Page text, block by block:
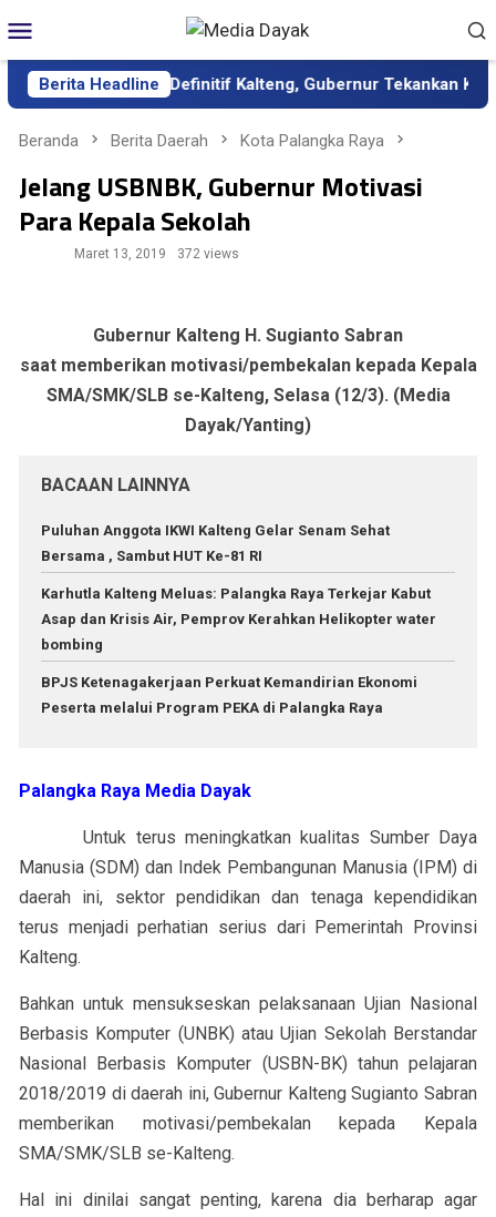
ke
kontenMobile
Berita Headline
Sekda Definitif Kalteng, Gubernur Tekankan Kerja
Beranda Berita Daerah Kota Palangka Raya
Jelang USBNBK, Gubernur Motivasi
Para Kepala Sekolah
Maret 13, 2019 372 views
Gubernur Kalteng H. Sugianto Sabran
saat memberikan motivasi/pembekalan kepada Kepala
SMA/SMK/SLB se-Kalteng, Selasa (12/3). (Media
Dayak/Yanting)
BACAAN LAINNYA
Puluhan Anggota IKWI Kalteng Gelar Senam Sehat
Bersama , Sambut HUT Ke-81 RI
Karhutla Kalteng Meluas: Palangka Raya Terkejar Kabut
Asap dan Krisis Air, Pemprov Kerahkan Helikopter water
bombing
BPJS Ketenagakerjaan Perkuat Kemandirian Ekonomi
Peserta melalui Program PEKA di Palangka Raya
Palangka Raya Media Dayak
Untuk terus meningkatkan kualitas Sumber Daya
Manusia (SDM) dan Indek Pembangunan Manusia (IPM) di
daerah ini, sektor pendidikan dan tenaga kependidikan
terus menjadi perhatian serius dari Pemerintah Provinsi
Kalteng.
Bahkan untuk mensukseskan pelaksanaan Ujian Nasional
Berbasis Komputer (UNBK) atau Ujian Sekolah Berstandar
Nasional Berbasis Komputer (USBN-BK) tahun pelajaran
2018/2019 di daerah ini, Gubernur Kalteng Sugianto Sabran
memberikan motivasi/pembekalan kepada Kepala
SMA/SMK/SLB se-Kalteng.
Hal ini dinilai sangat penting, karena dia berharap agar